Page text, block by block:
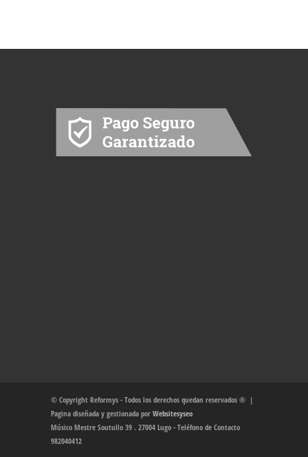
© Copyright Reformys - Todos los derechos quedan reservados ® |
Pagina diseñada y gestionada por Websitesyseo
Músico Mestre Soutullo 39 . 27004 Lugo - Teléfono de Contacto
982040412